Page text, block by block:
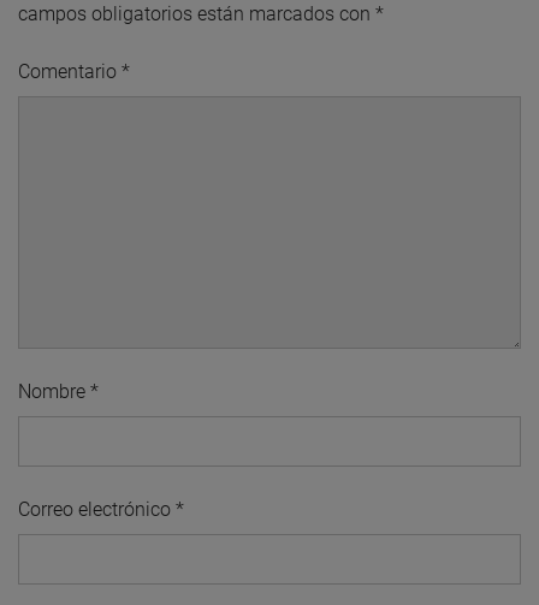
campos obligatorios están marcados con *
Comentario *
Nombre *
Correo electrónico *